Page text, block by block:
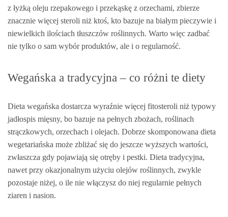
z łyżką oleju rzepakowego i przekąskę z orzechami, zbierze
znacznie więcej steroli niż ktoś, kto bazuje na białym pieczywie i
niewielkich ilościach tłuszczów roślinnych. Warto więc zadbać
nie tylko o sam wybór produktów, ale i o regularność.
Wegańska a tradycyjna – co różni te diety
Dieta wegańska dostarcza wyraźnie więcej fitosteroli niż typowy
jadłospis mięsny, bo bazuje na pełnych zbożach, roślinach
strączkowych, orzechach i olejach. Dobrze skomponowana dieta
wegetariańska może zbliżać się do jeszcze wyższych wartości,
zwłaszcza gdy pojawiają się otręby i pestki. Dieta tradycyjna,
nawet przy okazjonalnym użyciu olejów roślinnych, zwykle
pozostaje niżej, o ile nie włączysz do niej regularnie pełnych
ziaren i nasion.